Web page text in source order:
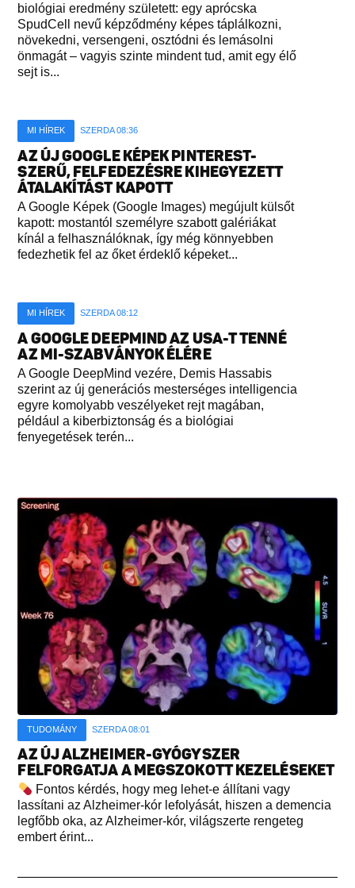
biológiai eredmény született: egy aprócska
SpudCell nevű képződmény képes táplálkozni,
növekedni, versengeni, osztódni és lemásolni
önmagát – vagyis szinte mindent tud, amit egy élő
sejt is...
MI HÍREK SZERDA 08:36
AZ ÚJ GOOGLE KÉPEK PINTEREST-
SZERŰ, FELFEDEZÉSRE KIHEGYEZETT
ÁTALAKÍTÁST KAPOTT
A Google Képek (Google Images) megújult külsőt
kapott: mostantól személyre szabott galériákat
kínál a felhasználóknak, így még könnyebben
fedezhetik fel az őket érdeklő képeket...
MI HÍREK SZERDA 08:12
A GOOGLE DEEPMIND AZ USA-T TENNÉ
AZ MI-SZABVÁNYOK ÉLÉRE
A Google DeepMind vezére, Demis Hassabis
szerint az új generációs mesterséges intelligencia
egyre komolyabb veszélyeket rejt magában,
például a kiberbiztonság és a biológiai
fenyegetések terén...
TUDOMÁNY SZERDA 08:01
AZ ÚJ ALZHEIMER-GYÓGYSZER
FELFORGATJA A MEGSZOKOTT KEZELÉSEKET
Fontos kérdés, hogy meg lehet-e állítani vagy
lassítani az Alzheimer-kór lefolyását, hiszen a demencia
legfőbb oka, az Alzheimer-kór, világszerte rengeteg
embert érint...